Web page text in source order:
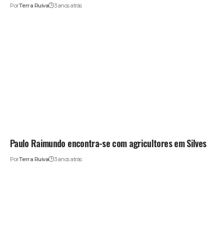
PorTerra Ruiva 3 anos atrás
Paulo Raimundo encontra-se com agricultores em Silves
PorTerra Ruiva 3 anos atrás